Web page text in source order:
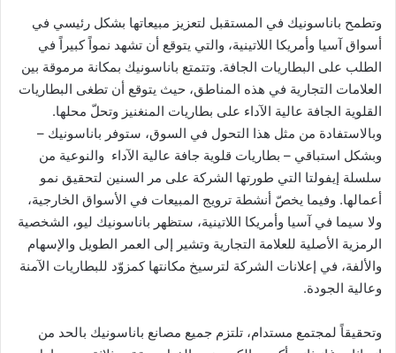
وتطمح باناسونيك في المستقبل لتعزيز مبيعاتها بشكل رئيسي في
أسواق آسيا وأمريكا اللاتينية، والتي يتوقع أن تشهد نمواً كبيراً في
الطلب على البطاريات الجافة. وتتمتع باناسونيك بمكانة مرموقة بين
العلامات التجارية في هذه المناطق، حيث يتوقع أن تطغى البطاريات
القلوية الجافة عالية الآداء على بطاريات المنغنيز وتحلّ محلها.
وبالاستفادة من مثل هذا التحول في السوق، ستوفر باناسونيك –
وبشكل استباقي – بطاريات قلوية جافة عالية الآداء والنوعية من
سلسلة إيفولتا التي طورتها الشركة على مر السنين لتحقيق نمو
أعمالها. وفيما يخصّ أنشطة ترويج المبيعات في الأسواق الخارجية،
ولا سيما في آسيا وأمريكا اللاتينية، ستظهر باناسونيك ليو، الشخصية
الرمزية الأصلية للعلامة التجارية وتشير إلى العمر الطويل والإسهام
والألفة، في إعلانات الشركة لترسيخ مكانتها كمزوّد للبطاريات الآمنة
وعالية الجودة.
وتحقيقاً لمجتمع مستدام، تلتزم جميع مصانع باناسونيك بالحد من